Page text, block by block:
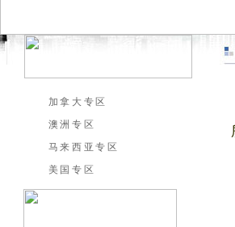
加拿大专区
澳洲专区
马来西亚专区
美国专区